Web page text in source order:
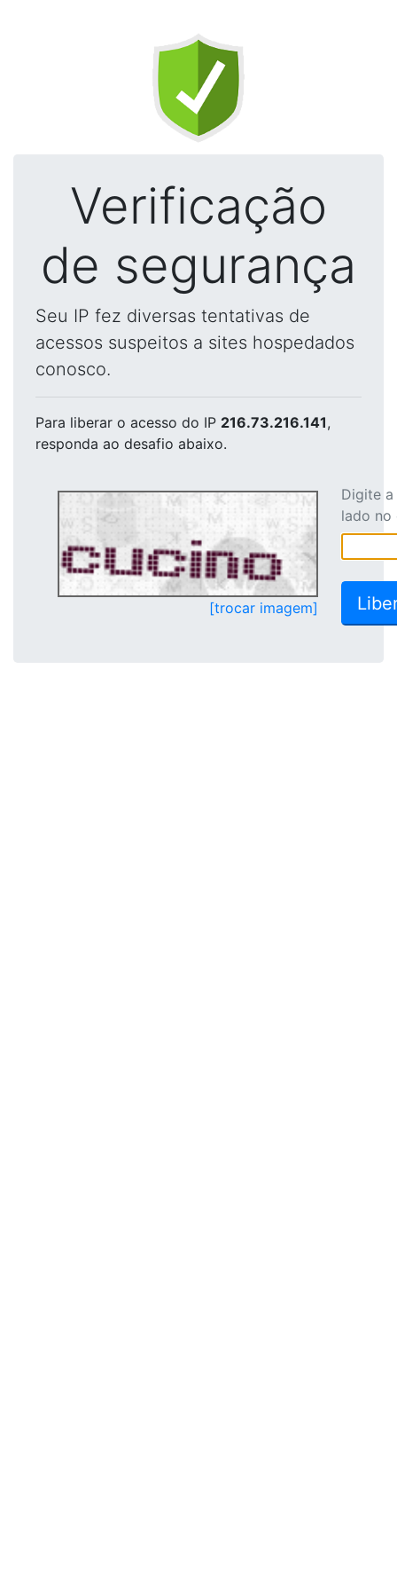
Verificação
de segurança
Seu IP fez diversas tentativas de
acessos suspeitos a sites hospedados
conosco.
Para liberar o acesso do IP 216.73.216.141,
responda ao desafio abaixo.
[trocar imagem]
Digite
lado no